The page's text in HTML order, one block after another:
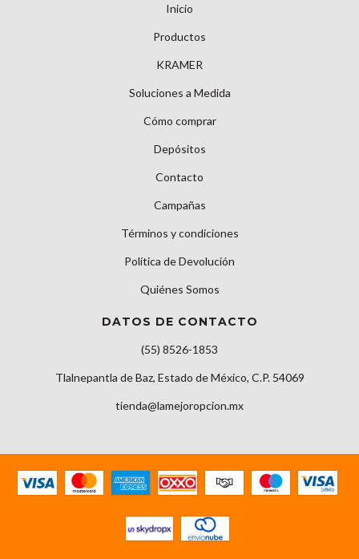
Inicio
Productos
KRAMER
Soluciones a Medida
Cómo comprar
Depósitos
Contacto
Campañas
Términos y condiciones
Política de Devolución
Quiénes Somos
DATOS DE CONTACTO
(55) 8526-1853
Tlalnepantla de Baz, Estado de México, C.P. 54069
tienda@lamejoropcion.mx